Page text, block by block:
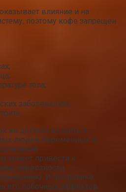
влияние и на
поэтому кофе запрещен
тела;
заболеваниях;
не должен входить в
людей, беременных и
может привести к
нервозности,
И это далеко
его побочных эффектов.